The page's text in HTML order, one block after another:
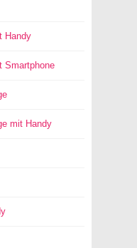
Handy
Smartphone
mit Handy